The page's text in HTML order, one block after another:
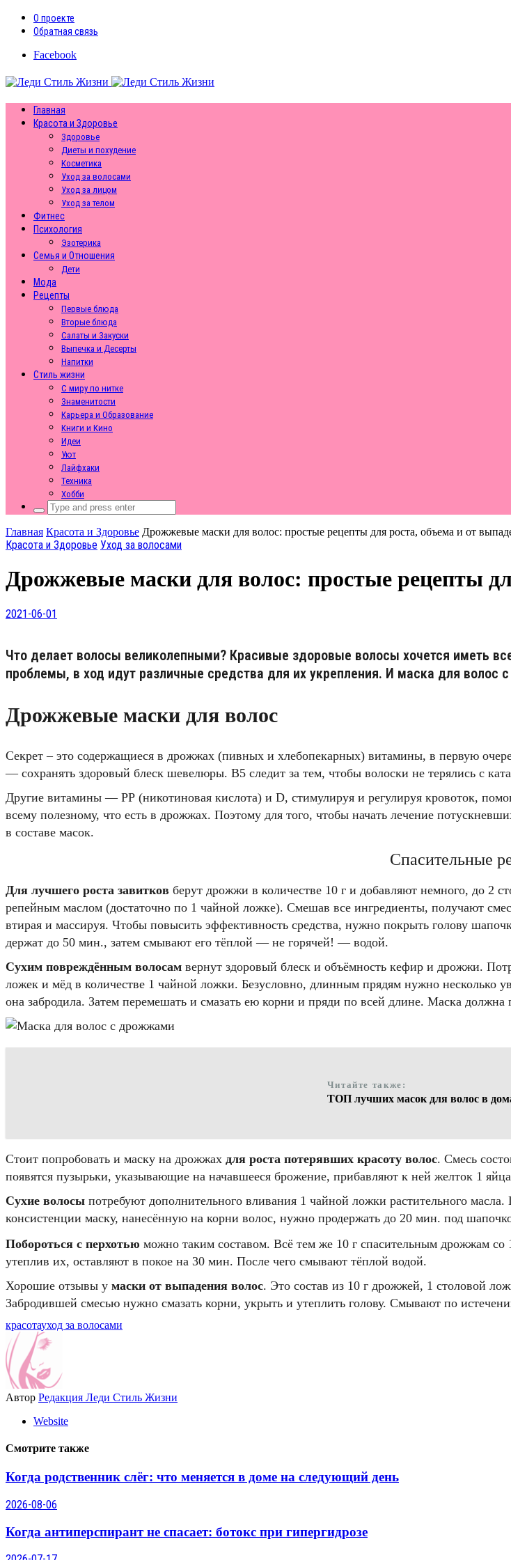
О проекте
Обратная связь
Facebook
Главная
Красота и Здоровье
Здоровье
Диеты и похудение
Косметика
Уход за волосами
Уход за лицом
Уход за телом
Фитнес
Психология
Эзотерика
Семья и Отношения
Дети
Мода
Рецепты
Первые блюда
Вторые блюда
Салаты и Закуски
Выпечка и Десерты
Напитки
Стиль жизни
С миру по нитке
Знаменитости
Карьера и Образование
Книги и Кино
Идеи
Уют
Лайфхаки
Техника
Хобби
Search
for:
Главная Красота и Здоровье Дрожжевые маски для волос: простые рецепты для роста, объема и от
Красота и Здоровье Уход за волосами
Дрожжевые маски для волос: простые рецепты
2021-06-01
Что делает волосы великолепными? Красивые здоровые волосы хочется иметь
проблемы, в ход идут различные средства для их укрепления. И маска для
Дрожжевые маски для волос
Секрет – это содержащиеся в дрожжах (пивных и хлебопекарных) витамины, в первую
— сохранять здоровый блеск шевелюры. В5 следит за тем, чтобы волоски не терялись с
Другие витамины — РР (никотиновая кислота) и D, стимулируя и регулируя кровоток,
всему полезному, что есть в дрожжах. Поэтому для того, чтобы начать лечение
в составе масок.
Спасительные
Для лучшего роста завитков берут дрожжи в количестве 10 г и добавляют немного, до 2
репейным маслом (достаточно по 1 чайной ложке). Смешав все ингредиенты, получают
втирая и массируя. Чтобы повысить эффективность средства, нужно покрыть голову
держат до 50 мин., затем смывают его тёплой — не горячей! — водой.
Сухим повреждённым волосам вернут здоровый блеск и объёмность кефир и дрожжи.
ложек и мёд в количестве 1 чайной ложки. Безусловно, длинным прядям нужно несколько
она забродила. Затем перемешать и смазать ею корни и пряди по всей длине. Маска должна
Читайте также:
ТОП лучших масок для волос в
Стоит попробовать и маску на дрожжах для роста потерявших красоту волос. Смесь
появятся пузырьки, указывающие на начавшееся брожение, прибавляют к ней желток 1
Сухие волосы потребуют дополнительного вливания 1 чайной ложки растительного
консистенции маску, нанесённую на корни волос, нужно продержать до 20 мин. под
Побороться с перхотью можно таким составом. Всё тем же 10 г спасительным дрожжам со
утеплив их, оставляют в покое на 30 мин. После чего смывают тёплой водой.
Хорошие отзывы у маски от выпадения волос. Это состав из 10 г дрожжей, 1 столовой
Забродившей смесью нужно смазать корни, укрыть и утеплить голову. Смывают по
красотауход за волосами
Автор Редакция Леди Стиль Жизни
Website
Смотрите также
Когда родственник слёг: что меняется в доме на следующий день
2026-08-06
Когда антиперспирант не спасает: ботокс при гипергидрозе